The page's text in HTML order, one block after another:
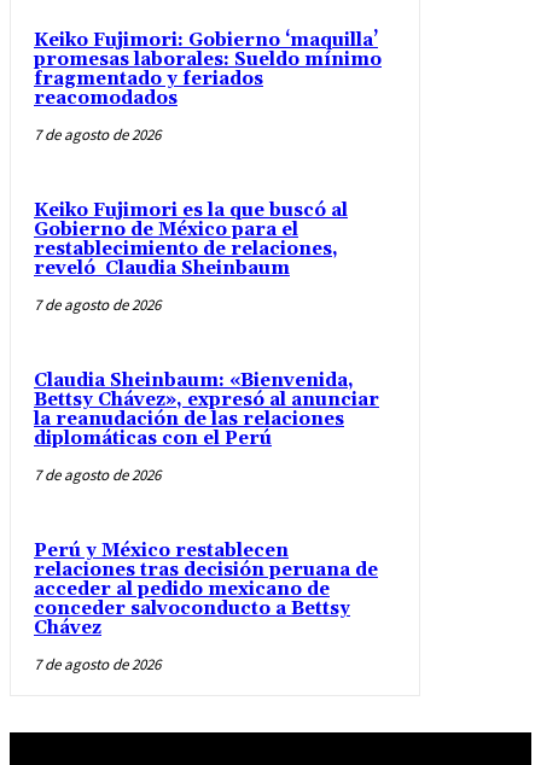
Keiko Fujimori: Gobierno ‘maquilla’
promesas laborales: Sueldo mínimo
fragmentado y feriados
reacomodados
7 de agosto de 2026
Keiko Fujimori es la que buscó al
Gobierno de México para el
restablecimiento de relaciones,
reveló Claudia Sheinbaum
7 de agosto de 2026
Claudia Sheinbaum: «Bienvenida,
Bettsy Chávez», expresó al anunciar
la reanudación de las relaciones
diplomáticas con el Perú
7 de agosto de 2026
Perú y México restablecen
relaciones tras decisión peruana de
acceder al pedido mexicano de
conceder salvoconducto a Bettsy
Chávez
7 de agosto de 2026